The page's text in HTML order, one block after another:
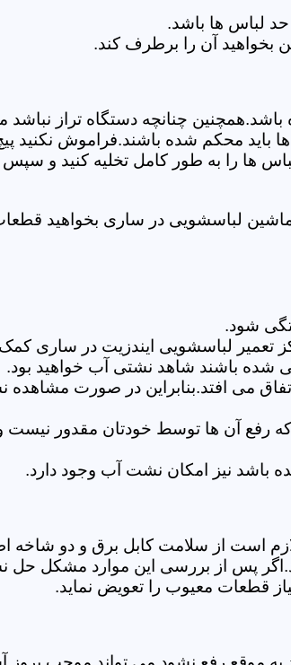
حد لباس ها باشد.
آن را برطرف کند.
چنانچه دستگاه تراز
ها باید محکم شده باشند.فراموش نکنید
ها را به طور کامل تخلیه کنید و سپس
لباسشویی در ساری بخواهید
شود.
لباسشویی ایندزیت در ساری کمک
شده باشند شاهد نشتی آب خواهید بود.
می افتد.بنابراین در صورت مشاهده
رفع آن ها توسط خودتان مقدور
باشد نیز امکان نشت آب وجود دارد.
است از سلامت کابل برق و دو شاخه
پس از بررسی این موارد مشکل حل
قطعات معیوب را تعویض نماید.